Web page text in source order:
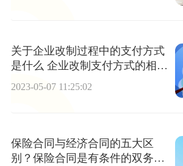
关于企业改制过程中的支付方式
是什么 企业改制支付方式的相关
2023-05-07 11:25:02
保险合同与经济合同的五大区
别？保险合同是有条件的双务合